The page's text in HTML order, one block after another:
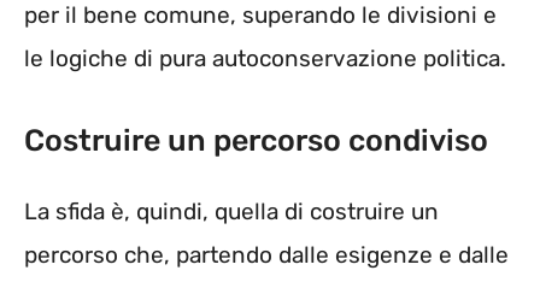
per il bene comune, superando le divisioni e
le logiche di pura autoconservazione politica.
Costruire un percorso condiviso
La sfida è, quindi, quella di costruire un
percorso che, partendo dalle esigenze e dalle